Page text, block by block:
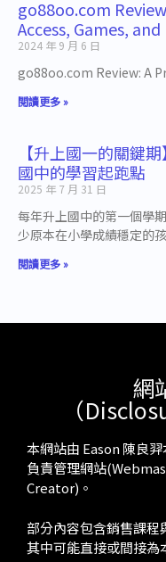
go88oo.com
Access, Games,
2024 年 9 月 6 日
go88oo.com Review: A
閱讀更多 »
【升上國一的關鍵
國中的學習起跑點
2025 年 7 月 31 日
每年升上國中的第一個學
少原本在小學成績穩定的
閱讀更多 »
網
（
本網站由 Eason 陳良羿
負責管理網站
Creator)。
部分內容包含銷售課程
其中可能直接或間接為